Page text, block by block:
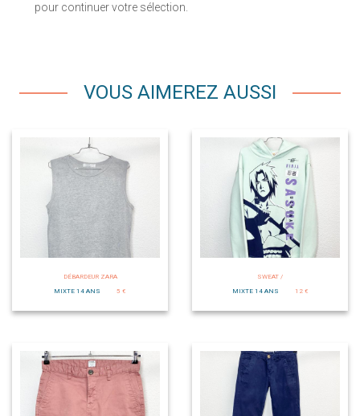
pour continuer votre sélection.
VOUS AIMEREZ AUSSI
DÉBARDEUR ZARA
MIXTE 14 ANS
5 €
SWEAT /
MIXTE 14 ANS
12 €